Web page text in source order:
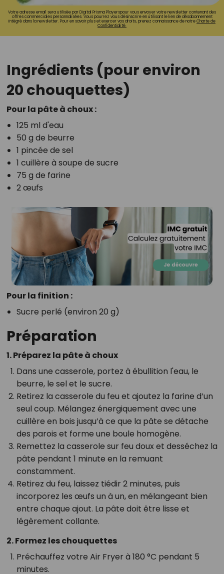
Votre adresse email sera utilisée par Digital Prisma Playerspour vous envoyer votre newsletter contenant des
offres commerciales personnalisées. Vous pourrez vous désinscrire en utilisant le lien de désabonnement
intégré dans la newsletter. Pour en savoir plus et exercer vos droits, prenez connaissance de notreCharte de
Confidentialité.
Ingrédients (pour environ
20 chouquettes)
Pour la pâte à choux :
125 ml d'eau
50 g de beurre
1 pincée de sel
1 cuillère à soupe de sucre
75 g de farine
2 œufs
Pour la finition :
Sucre perlé (environ 20 g)
Préparation
1. Préparez la pâte à choux
Dans une casserole, portez à ébullition l'eau, le
beurre, le sel et le sucre.
Retirez la casserole du feu et ajoutez la farine d’un
seul coup. Mélangez énergiquement avec une
cuillère en bois jusqu’à ce que la pâte se détache
des parois et forme une boule homogène.
Remettez la casserole sur feu doux et desséchez la
pâte pendant 1 minute en la remuant
constamment.
Retirez du feu, laissez tiédir 2 minutes, puis
incorporez les œufs un à un, en mélangeant bien
entre chaque ajout. La pâte doit être lisse et
légèrement collante.
2. Formez les chouquettes
Préchauffez votre Air Fryer à 180 °C pendant 5
minutes.